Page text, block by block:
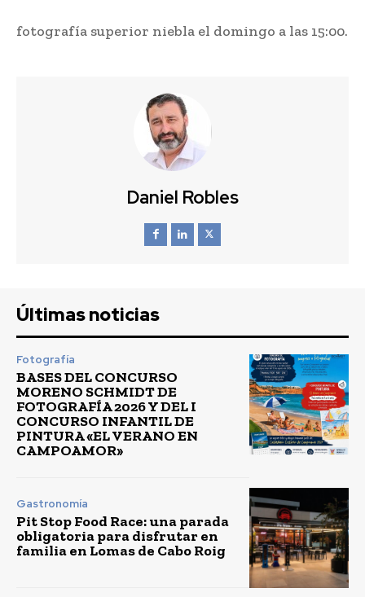
fotografía superior niebla el domingo a las 15:00.
Daniel Robles
Últimas noticias
Fotografía
BASES DEL CONCURSO
MORENO SCHMIDT DE
FOTOGRAFÍA 2026 Y DEL I
CONCURSO INFANTIL DE
PINTURA «EL VERANO EN
CAMPOAMOR»
Gastronomía
Pit Stop Food Race: una parada
obligatoria para disfrutar en
familia en Lomas de Cabo Roig